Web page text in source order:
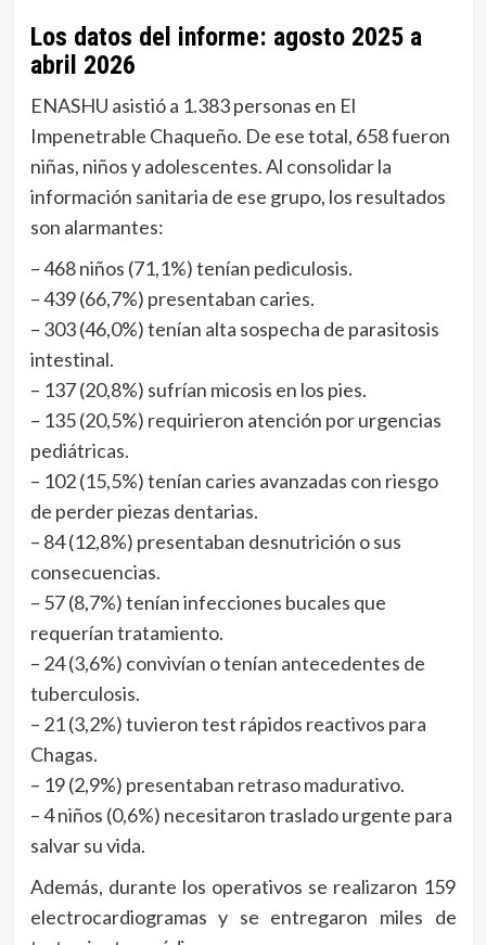
Los datos del informe: agosto 2025 a
abril 2026
ENASHU asistió a 1.383 personas en El
Impenetrable Chaqueño. De ese total, 658 fueron
niñas, niños y adolescentes. Al consolidar la
información sanitaria de ese grupo, los resultados
son alarmantes:
– 468 niños (71,1%) tenían pediculosis.
– 439 (66,7%) presentaban caries.
– 303 (46,0%) tenían alta sospecha de parasitosis
intestinal.
– 137 (20,8%) sufrían micosis en los pies.
– 135 (20,5%) requirieron atención por urgencias
pediátricas.
– 102 (15,5%) tenían caries avanzadas con riesgo
de perder piezas dentarias.
– 84 (12,8%) presentaban desnutrición o sus
consecuencias.
– 57 (8,7%) tenían infecciones bucales que
requerían tratamiento.
– 24 (3,6%) convivían o tenían antecedentes de
tuberculosis.
– 21 (3,2%) tuvieron test rápidos reactivos para
Chagas.
– 19 (2,9%) presentaban retraso madurativo.
– 4 niños (0,6%) necesitaron traslado urgente para
salvar su vida.
Además, durante los operativos se realizaron 159
electrocardiogramas y se entregaron miles de